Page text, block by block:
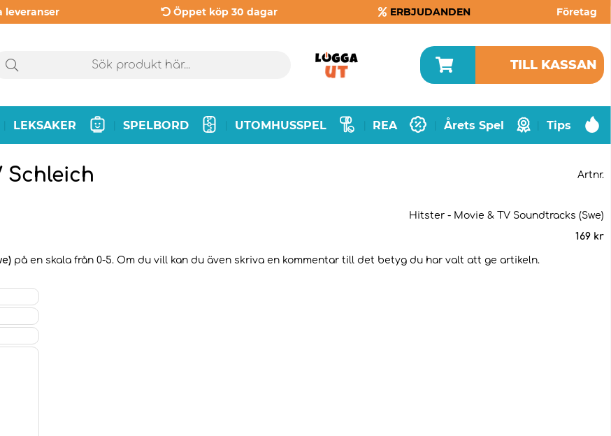
leveranser Öppet köp 30 dagar ERBJUDANDEN Företag
TILL KASSAN
LEKSAKER SPELBORD UTOMHUSSPEL REA Årets Spel Tips
Schleich Artnr.
Hitster - Movie & TV Soundtracks (Swe)
169 kr
på en skala från 0-5. Om du vill kan du även skriva en kommentar till det betyg du har valt att ge artikeln.